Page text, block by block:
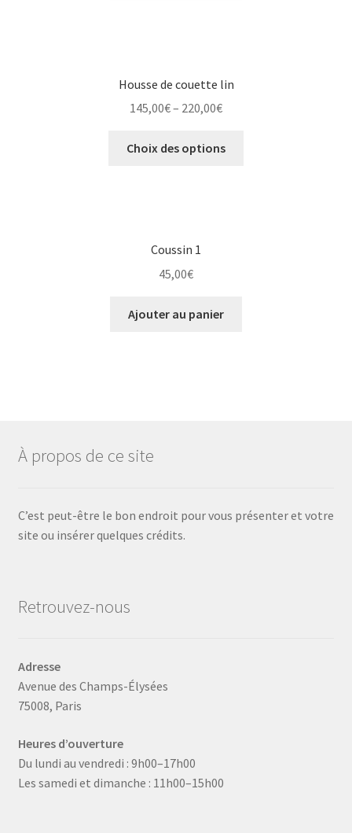
Housse de couette lin
145,00€– 220,00€
Choix des options
Coussin 1
45,00€
Ajouter au panier
À propos de ce site
C’est peut-être le bon endroit pour vous présenter et votre
site ou insérer quelques crédits.
Retrouvez-nous
Adresse
Avenue des Champs-Élysées
75008, Paris
Heures d’ouverture
Du lundi au vendredi : 9h00–17h00
Les samedi et dimanche : 11h00–15h00